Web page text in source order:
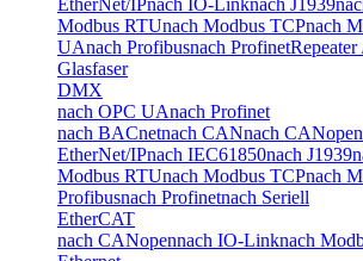
EtherNet/IPnach IO-Linknach J1939
Modbus RTUnach Modbus TCPnach
UAnach Profibusnach Profinet
Glasfaser
DMX
nach OPC UAnach Profinet
nach BACnetnach CANnach CANopen
EtherNet/IPnach IEC61850nach J1939
Modbus RTUnach Modbus TCPnach
Profibusnach Profinetnach Seriell
EtherCAT
nach CANopennach IO-Linknach